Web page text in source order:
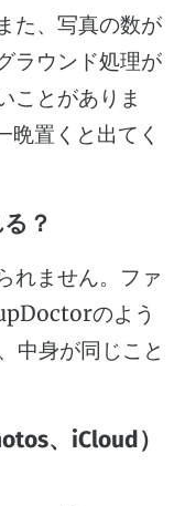
た、写真の数が
ラウンド処理が
ことがありま
置くと出てく
？
れません。ファ
のよう
中身が同じこと
、iCloud）